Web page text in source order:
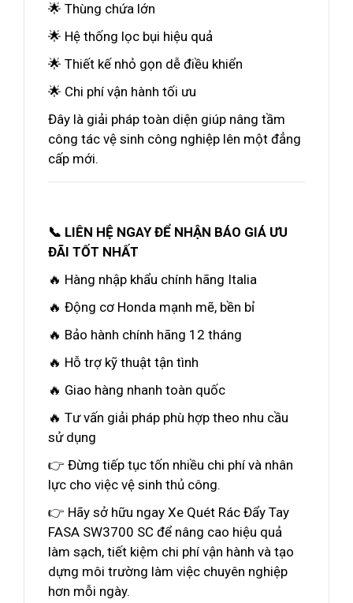
🌟 Thùng chứa lớn
🌟 Hệ thống lọc bụi hiệu quả
🌟 Thiết kế nhỏ gọn dễ điều khiển
🌟 Chi phí vận hành tối ưu
Đây là giải pháp toàn diện giúp nâng tầm
công tác vệ sinh công nghiệp lên một đẳng
cấp mới.
📞 LIÊN HỆ NGAY ĐỂ NHẬN BÁO GIÁ ƯU
ĐÃI TỐT NHẤT
🔥 Hàng nhập khẩu chính hãng Italia
🔥 Động cơ Honda mạnh mẽ, bền bỉ
🔥 Bảo hành chính hãng 12 tháng
🔥 Hỗ trợ kỹ thuật tận tình
🔥 Giao hàng nhanh toàn quốc
🔥 Tư vấn giải pháp phù hợp theo nhu cầu
sử dụng
👉 Đừng tiếp tục tốn nhiều chi phí và nhân
lực cho việc vệ sinh thủ công.
👉 Hãy sở hữu ngay Xe Quét Rác Đẩy Tay
FASA SW3700 SC để nâng cao hiệu quả
làm sạch, tiết kiệm chi phí vận hành và tạo
dựng môi trường làm việc chuyên nghiệp
hơn mỗi ngày.